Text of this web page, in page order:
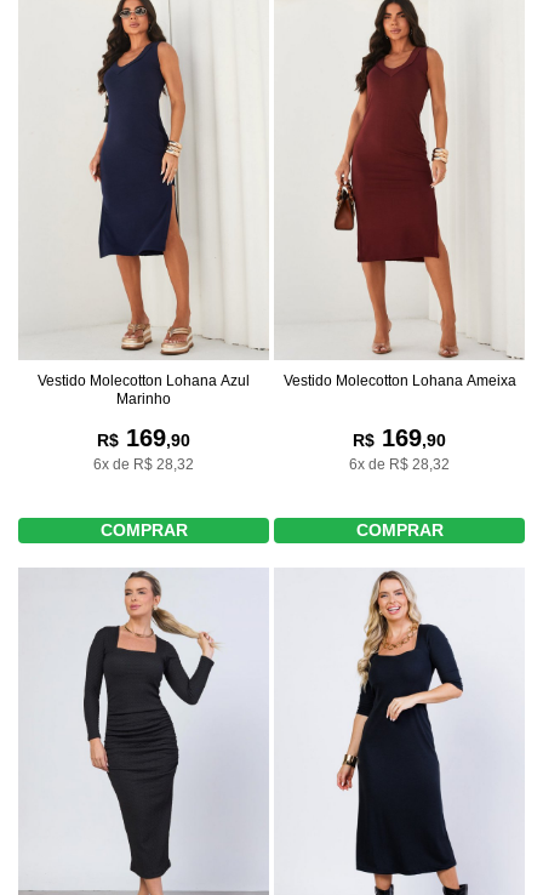
Vestido Molecotton Lohana Azul
Marinho
R$ 169,90
6x de R$ 28,32
COMPRAR
Vestido Molecotton Lohana Ameixa
R$ 169,90
6x de R$ 28,32
COMPRAR